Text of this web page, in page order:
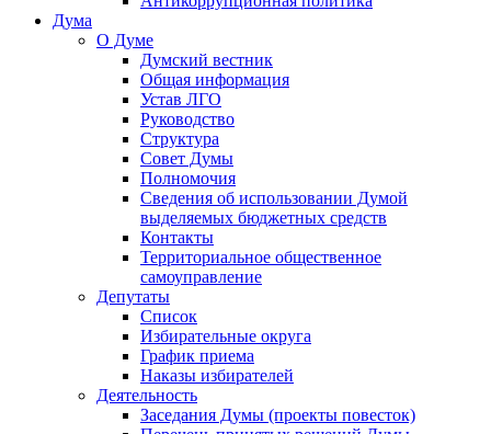
Дума
О Думе
Думский вестник
Общая информация
Устав ЛГО
Руководство
Структура
Совет Думы
Полномочия
Сведения об использовании Думой
выделяемых бюджетных средств
Контакты
Территориальное общественное
самоуправление
Депутаты
Список
Избирательные округа
График приема
Наказы избирателей
Деятельность
Заседания Думы (проекты повесток)